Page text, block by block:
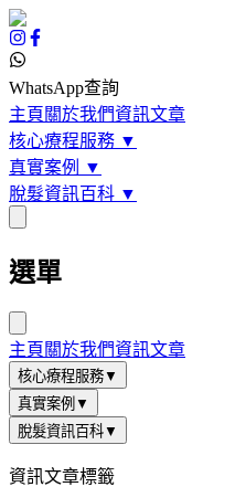
WhatsApp查詢
主頁 關於我們資訊文章
核心療程服務 ▼
真實案例
▼
脫髮資訊百科 ▼
選單
主頁 關於我們資訊文章
核心療程服務▼
真實案例 ▼
脫髮資訊百科▼
資訊文章標籤